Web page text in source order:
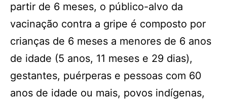
partir de 6 meses, o público-alvo da
vacinação contra a gripe é composto por
crianças de 6 meses a menores de 6 anos
de idade (5 anos, 11 meses e 29 dias),
gestantes, puérperas e pessoas com 60
anos de idade ou mais, povos indígenas,